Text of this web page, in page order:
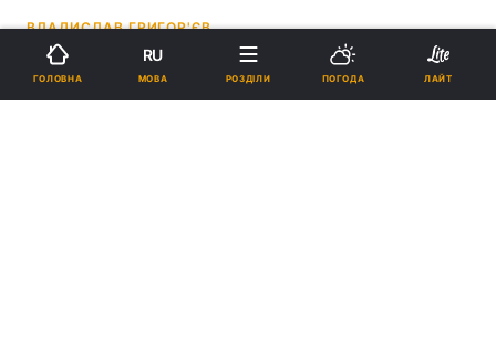
ВЛАДИСЛАВ ГРИГОР'ЄВ
22:06, 28.01.25
ГОЛОВНА
RU
МОВА РОЗДІЛИ ПОГОДА ЛАЙТ